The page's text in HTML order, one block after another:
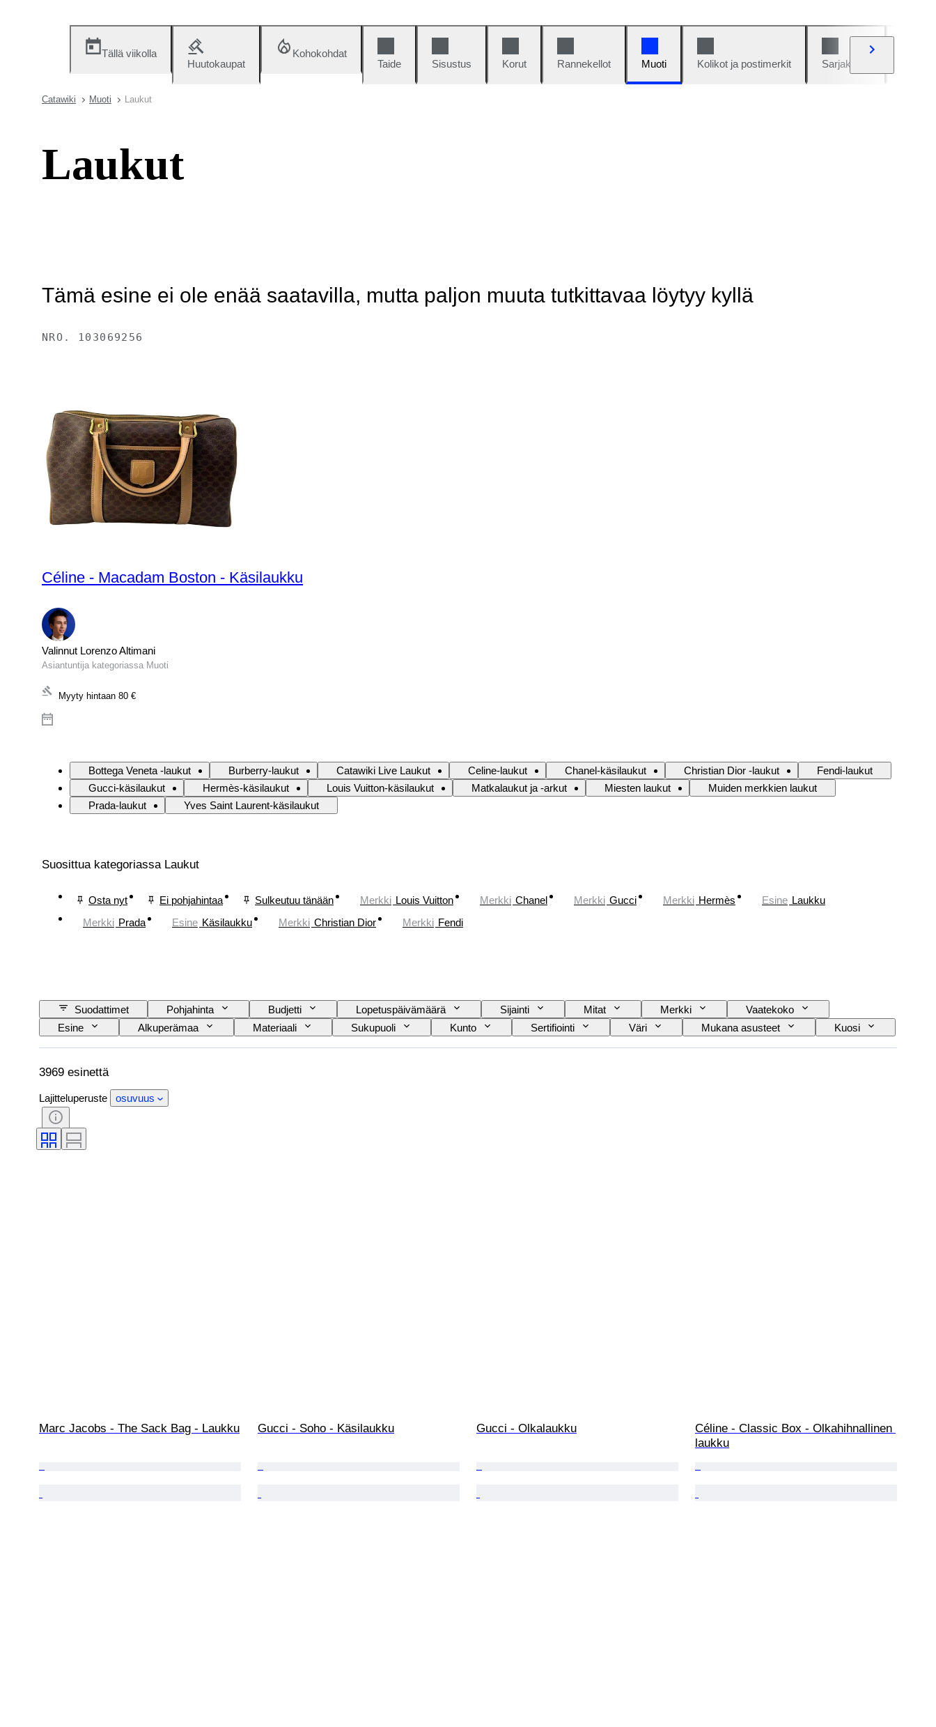
Tällä viikolla
Huutokaupat
Kohokohdat
Taide
Sisustus Korut Rannekellot Muoti Kolikot ja postimerkit Sarjakuvat
Catawiki Muoti Laukut
Laukut
Tämä esine ei ole enää saatavilla, mutta paljon muuta tutkittavaa löytyy kyllä
NRO. 103069256
Céline - Macadam Boston - Käsilaukku
Valinnut Lorenzo Altimani
Asiantuntija kategoriassa Muoti
Myyty hintaan 80 €
Bottega Veneta -laukut Burberry-laukut Catawiki Live Laukut Celine-laukut Chanel-käsilaukut Christian Dior -laukut
Fendi-laukut
Gucci-käsilaukut
Hermès-käsilaukut Louis Vuitton-käsilaukut Matkalaukut ja -arkut Miesten laukut
Muiden merkkien laukut
Prada-laukut
Yves Saint Laurent-käsilaukut
Suosittua kategoriassa Laukut
Osta nyt Ei pohjahintaa Sulkeutuu tänään Merkki Louis Vuitton Merkki Chanel Merkki Gucci Merkki Hermès Esine Laukku
Merkki Prada Esine Käsilaukku Merkki Christian Dior Merkki Fendi
Suodattimet Pohjahinta Budjetti Lopetuspäivämäärä Sijainti Mitat Merkki
Vaatekoko
Esine
Alkuperämaa Materiaali Sukupuoli Kunto Sertifiointi Väri Mukana asusteet
Kuosi
Aikakausi
Esineen koko Malli Kengänkoko
3969 esinettä
Lajitteluperuste osuvuus
Marc Jacobs - The Sack Bag - Laukku Gucci - Soho - Käsilaukku Gucci - Olkalaukku
Céline - Classic Box - Olkahihnallinen
laukku